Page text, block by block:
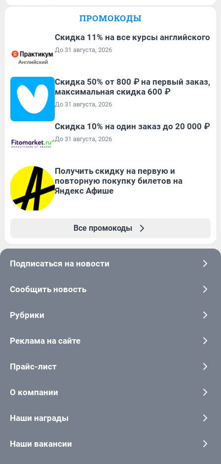
ПРОМОКОДЫ
Скидка 11% на все курсы английского
До 31 августа, 2026
Скидка 50% от 800 ₽ на первый заказ,
максимальная скидка 600 ₽
До 31 августа, 2026
Скидка 10% на один заказ до 20 000 ₽
До 31 августа, 2026
Получить скидку на первую и
повторную покупку билетов на
Яндекс Афише
Все промокоды
Подписаться на новости
Сообщить новость
Рубрики
Реклама на сайте
Прайс-лист
О компании
Наши награды
Наши вакансии